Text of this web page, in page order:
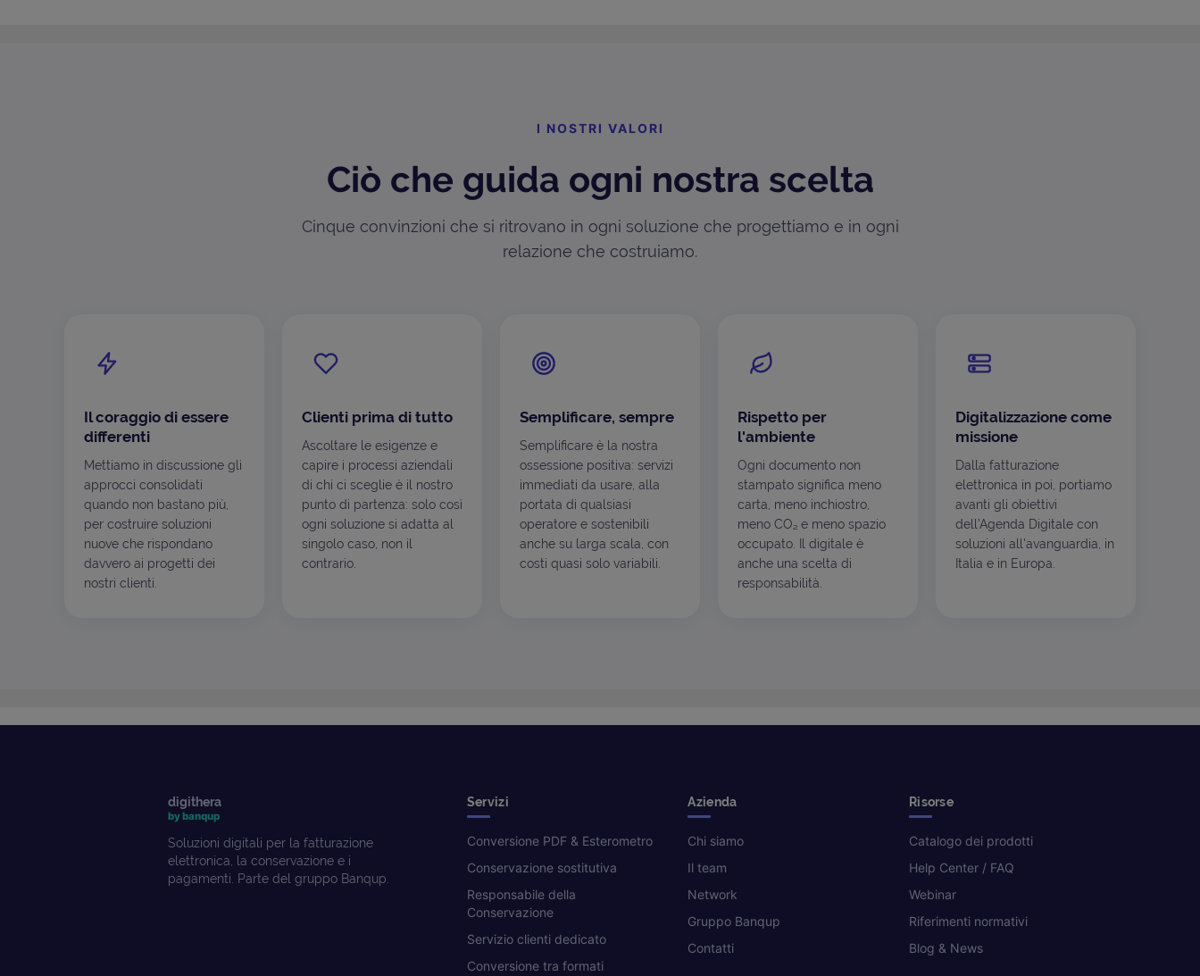
I NOSTRI VALORI
Ciò che guida ogni nostra scelta
Cinque convinzioni che si ritrovano in ogni soluzione che progettiamo e in ogni
relazione che costruiamo.
Il coraggio di essere
differenti
Mettiamo in discussione gli
approcci consolidati
quando non bastano più,
per costruire soluzioni
nuove che rispondano
davvero ai progetti dei
nostri clienti.
Clienti prima di tutto
Ascoltare le esigenze e
capire i processi aziendali
di chi ci sceglie è il nostro
punto di partenza: solo così
ogni soluzione si adatta al
singolo caso, non il
contrario.
Semplificare, sempre
Semplificare è la nostra
ossessione positiva: servizi
immediati da usare, alla
portata di qualsiasi
operatore e sostenibili
anche su larga scala, con
costi quasi solo variabili.
Rispetto per
l'ambiente
Ogni documento non
stampato significa meno
carta, meno inchiostro,
meno CO₂ e meno spazio
occupato. Il digitale è
anche una scelta di
responsabilità.
Digitalizzazione come
missione
Dalla fatturazione
elettronica in poi, portiamo
avanti gli obiettivi
dell'Agenda Digitale con
soluzioni all'avanguardia, in
Italia e in Europa.
digithera
by banqup
Soluzioni digitali per la fatturazione
elettronica, la conservazione e i
pagamenti. Parte del gruppo Banqup.
Servizi
Conversione PDF & Esterometro
Conservazione sostitutiva
Responsabile della
Conservazione
Servizio clienti dedicato
Conversione tra formati
Azienda
Chi siamo
Il team
Network
Gruppo Banqup
Contatti
Risorse
Catalogo dei prodotti
Help Center / FAQ
Webinar
Riferimenti normativi
Blog & News